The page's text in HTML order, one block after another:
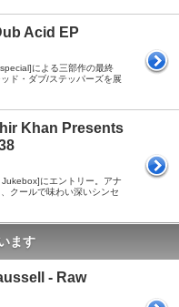
Acid EP
による三部作の最終
ド・ダブ/ステッパーズを展
Khan Presents
にエントリー。アナ
クールで味わい深いシンセ
ます
- Raw